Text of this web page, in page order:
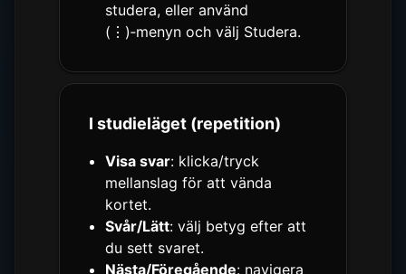
studera, eller använd
(⋮)‑menyn och välj Studera.
I studieläget (repetition)
Visa svar: klicka/tryck
mellanslag för att vända
kortet.
Svår/Lätt: välj betyg efter att
du sett svaret.
Nästa/Föregående: navigera